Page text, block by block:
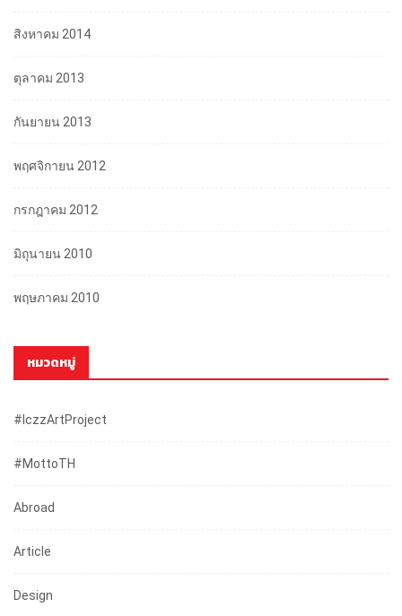
สิงหาคม 2014
ตุลาคม 2013
กันยายน 2013
พฤศจิกายน 2012
กรกฎาคม 2012
มิถุนายน 2010
พฤษภาคม 2010
หมวดหมู่
#iczzArtProject
#mottoTH
Abroad
Article
Design